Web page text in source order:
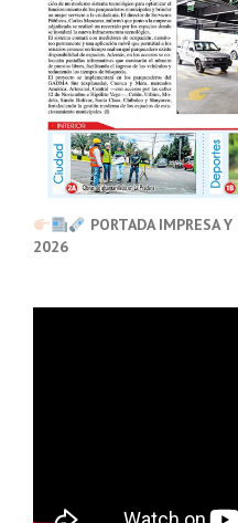
PORTADA IMPRESA
2026